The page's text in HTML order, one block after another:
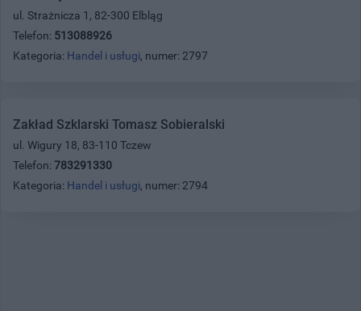
ul. Strażnicza 1, 82-300 Elbląg
Telefon: 513088926
Kategoria: Handel i usługi, numer: 2797
Zakład Szklarski Tomasz Sobieralski
ul. Wigury 18, 83-110 Tczew
Telefon: 783291330
Kategoria: Handel i usługi, numer: 2794